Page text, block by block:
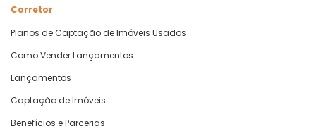
Corretor
Planos de Captação de Imóveis Usados
Como Vender Lançamentos
Lançamentos
Captação de Imóveis
Benefícios e Parcerias